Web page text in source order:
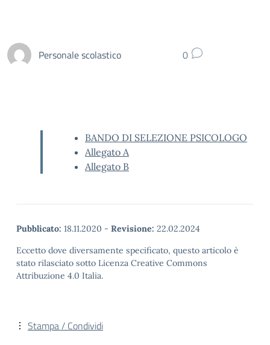
Personale scolastico 0
BANDO DI SELEZIONE PSICOLOGO
Allegato A
Allegato B
Pubblicato: 18.11.2020 - Revisione: 22.02.2024
Eccetto dove diversamente specificato, questo articolo è
stato rilasciato sotto Licenza Creative Commons
Attribuzione 4.0 Italia.
Stampa / Condividi